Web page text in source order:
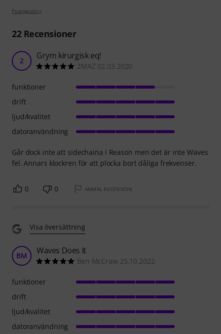
Poängpolicy
22Recensioner
2 Grym kirurgisk eq!
2MAZ 02.03.2020
Går dock inte att sidechaina i Reason men det är inte Waves
fel. Annars klockren för att plocka bort dåliga frekvenser.
funktioner
drift
ljud/kvalitet
datoranvändning
0 0 ANMÄL RECENSION
Visa översättning
BM Waves Does It
Ben McCraw 25.10.2022
funktioner
drift
ljud/kvalitet
datoranvändning